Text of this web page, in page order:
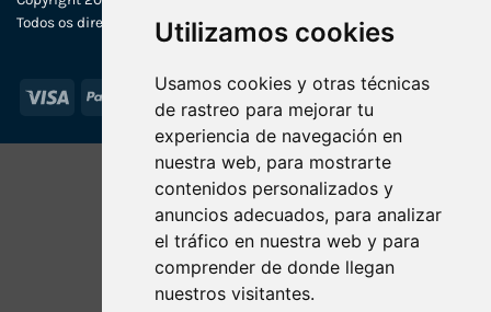
Utilizamos cookies
Usamos cookies y otras técnicas
de rastreo para mejorar tu
experiencia de navegación en
nuestra web, para mostrarte
contenidos personalizados y
anuncios adecuados, para analizar
el tráfico en nuestra web y para
comprender de donde llegan
nuestros visitantes.
Todos os direitos reservados
Visa PayPal Stripe MasterCard